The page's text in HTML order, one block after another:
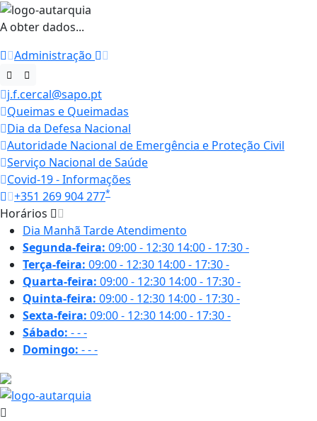
A obter dados...
Administração
j.f.cercal@sapo.pt
Queimas e Queimadas
Dia da Defesa Nacional
Autoridade Nacional de Emergência e Proteção Civil
Serviço Nacional de Saúde
Covid-19 - Informações
+351 269 904 277*
Horários
Dia Manhã TardeAtendimento
Segunda-feira: 09:00 - 12:30 14:00 - 17:30-
Terça-feira: 09:00 - 12:30 14:00 - 17:30-
Quarta-feira: 09:00 - 12:30 14:00 - 17:30-
Quinta-feira: 09:00 - 12:30 14:00 - 17:30-
Sexta-feira: 09:00 - 12:30 14:00 - 17:30-
Sábado: ---
Domingo: ---